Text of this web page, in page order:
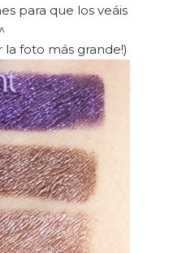
para que los veáis
foto más grande!)